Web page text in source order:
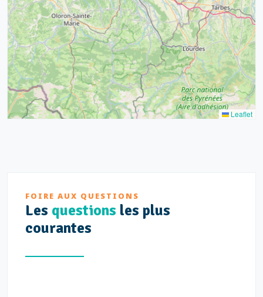
3
12
Leaflet
FOIRE AUX QUESTIONS
Les questions les plus
courantes